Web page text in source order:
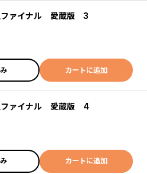
ファイナル 愛蔵版 3
カートに追加
ファイナル 愛蔵版 4
カートに追加